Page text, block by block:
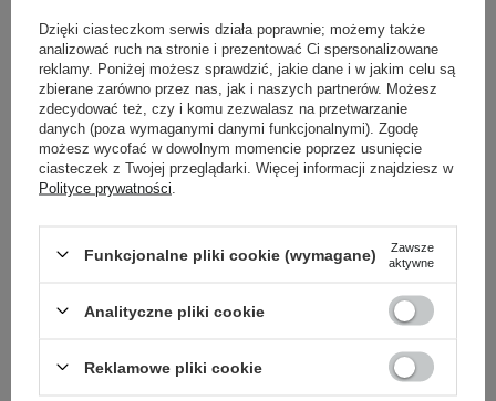
Powrót do Cosipedii
Pokaż więcej wpisów zGrudzień 2022
Newsletter Cosibella
Pielęgnacyjne checklisty, eksperckie porady,
Dzięki ciasteczkom serwis działa poprawnie; możemy także
analizować ruch na stronie i prezentować Ci spersonalizowane
reklamy. Poniżej możesz sprawdzić, jakie dane i w jakim celu są
zbierane zarówno przez nas, jak i naszych partnerów. Możesz
zdecydować też, czy i komu zezwalasz na przetwarzanie
danych (poza wymaganymi danymi funkcjonalnymi). Zgodę
możesz wycofać w dowolnym momencie poprzez usunięcie
ciasteczek z Twojej przeglądarki. Więcej informacji znajdziesz w
Polityce prywatności
Funkcjonalne pliki cookie (wymagane)
Zawsze
aktywne
Analityczne pliki cookie
Reklamowe pliki cookie